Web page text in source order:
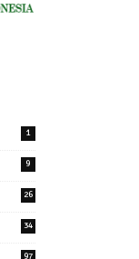
1
9
26
34
97